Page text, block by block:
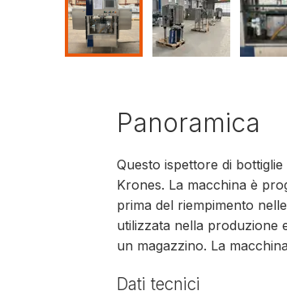
Panoramica
Questo ispettore di
Krones. La macchina è
prima del riempimento
utilizzata nella produzione
un magazzino. La
Dati tecnici